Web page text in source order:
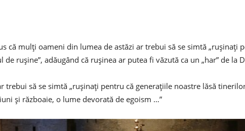
că mulți oameni din lumea de astăzi ar trebui să se simtă „rușinați
rușine”, adăugând că rușinea ar putea fi văzută ca un „har” de la
trebui să se simtă „rușinați pentru că generațiile noastre lăsă
și războaie, o lume devorată de egoism …”